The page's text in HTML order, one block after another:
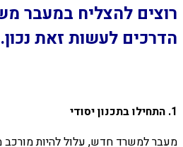
רוצים להצליח במעבר
הדרכים לעשות זאת נכון.
1. התחילו בתכנון יסודי
מעבר למשרד חדש, עלול להיות